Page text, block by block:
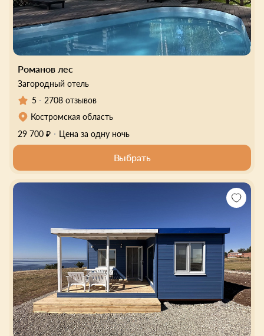
Романов лес
Загородный отель
5
2708 отзывов
Костромская область
29 700 ₽
Цена за одну ночь
Выбрать